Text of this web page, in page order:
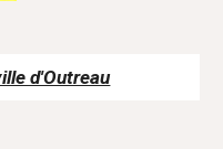
d'Outreau